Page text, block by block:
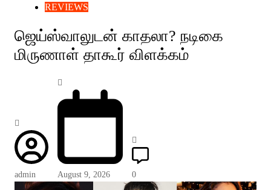
REVIEWS
ஜெய்ஸ்வாலுடன் காதலா? நடிகை
மிருணாள் தாகூர் விளக்கம்
admin August 9, 2026 0